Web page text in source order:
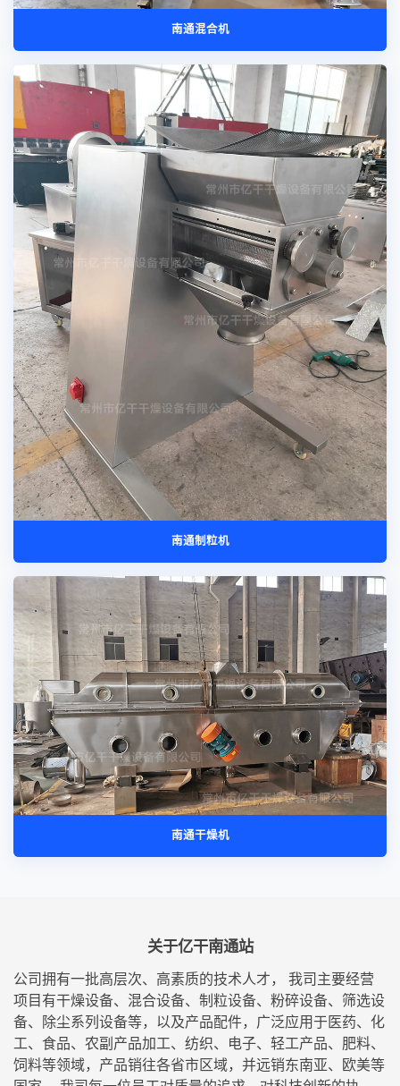
南通混合机
南通制粒机
南通干燥机
关于亿干南通站
公司拥有一批高层次、高素质的技术人才， 我司主要经营
项目有干燥设备、混合设备、制粒设备、粉碎设备、筛选设
备、除尘系列设备等，以及产品配件，广泛应用于医药、化
工、食品、农副产品加工、纺织、电子、轻工产品、肥料、
饲料等领域，产品销往各省市区域，并远销东南亚、欧美等